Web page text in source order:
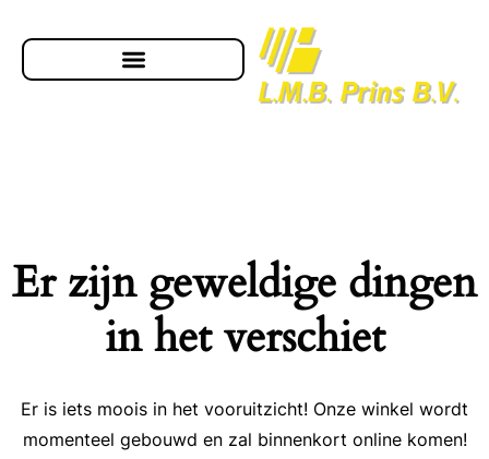
Er zijn geweldige dingen
in het verschiet
Er is iets moois in het vooruitzicht! Onze winkel wordt
momenteel gebouwd en zal binnenkort online komen!